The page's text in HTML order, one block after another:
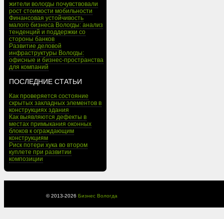
жители вологды почувствовали
рост стоимости мобильности
Финансовая устойчивость
малого бизнеса Вологды: анализ
тенденций и поддержки со
стороны банков
Развитие деловой
инфраструктуры Вологды:
офисные и бизнес-пространства
для компаний
ПОСЛЕДНИЕ СТАТЬИ
Как проверяется состояние
скрытых закладных элементов в
конструкциях здания
Как выявляются дефекты в
местах примыкания оконных
блоков к ограждающим
конструкциям
Риск потери хука во втором
куплете при развитии
композиции
© 2013-2026 Бизнес Вологда